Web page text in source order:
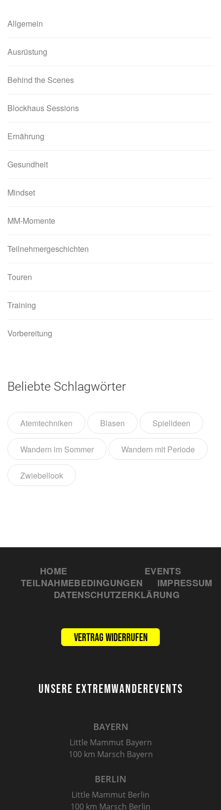
Allgemein
Ausrüstung
Behind the Scenes
Blockhaus Sessions
Ernährung
Gesundheit
Mindset
MM-Momente
Teilnehmergeschichten
Touren
Training
Vorbereitung
Beliebte Schlagwörter
Atemtechniken Blasen Spielideen
Wandern im Sommer Wandern mit Periode
Zwiebellook
HOME
EVENTS
TEILNAHMEBEDINGUNGEN
IMPRESSUM
DATENSCHUTZERKLÄRUNG
Vertrag widerrufen
UNSERE EXTREMWANDEREVENTS
BAYERN
Little Mammut Bayern
100 km Marsch Bayern
BERLIN
Little Mammut Berlin
100 km Marsch Berlin